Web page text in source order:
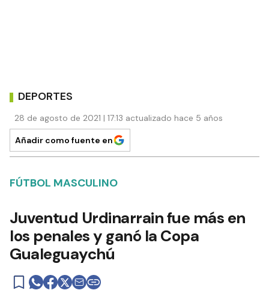
DEPORTES
28 de agosto de 2021 | 17:13 actualizado hace 5 años
Añadir como fuente en
FÚTBOL MASCULINO
Juventud Urdinarrain fue más en
los penales y ganó la Copa
Gualeguaychú